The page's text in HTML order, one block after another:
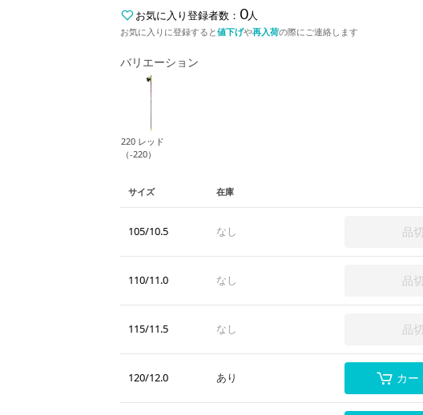
お気に入り登録者数： 0人
お気に入りに登録すると値下げや再入荷の際にご連絡します
バリエーション
220 レッド
（-220）
サイズ 在庫
105/10.5 なし 品
110/11.0 なし 品
115/11.5 なし 品
120/12.0 あり カー